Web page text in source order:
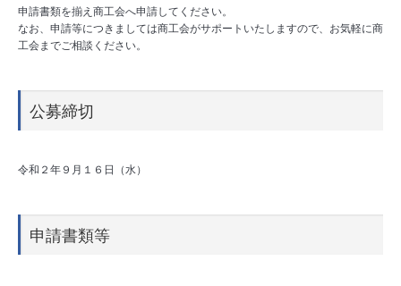
申請書類を揃え商工会へ申請してください。
なお、申請等につきましては商工会がサポートいたしますので、お気軽に商
工会までご相談ください。
公募締切
令和２年９月１６日（水）
申請書類等